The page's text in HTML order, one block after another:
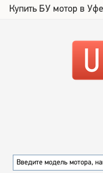
Купить БУ мотор в Уфе